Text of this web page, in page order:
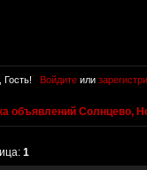
Гость! Войдитеили
объявлений Солнцево,
1